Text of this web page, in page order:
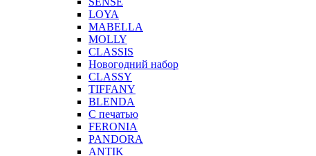
LOYA
MABELLA
MOLLY
CLASSIS
Новогодний набор
CLASSY
TIFFANY
BLENDA
С печатью
FERONIA
PANDORA
ANTIK